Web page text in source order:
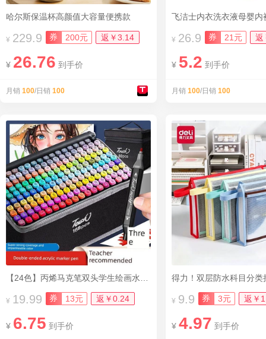
哈尔斯保温杯高颜值大容量便携款
¥ 229.9 券 200元 返￥3.14
¥ 26.76 到手价
月销 100/日销 100
飞洁士内衣洗衣液母婴内
¥ 26.9 券 21元 返
¥ 5.2 到手价
月销 100/日销 100
¥ 19.99 券 13元 返￥0.24
¥ 6.75 到手价
得力！双层防水科目分类
¥ 9.9 券 3元 返￥
¥ 4.97 到手价